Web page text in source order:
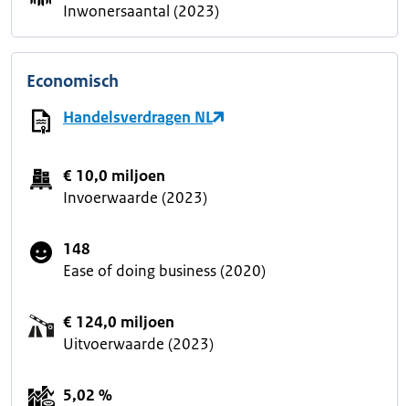
Inwonersaantal (2023)
Economisch
Handelsverdragen NL
€ 10,0 miljoen
Invoerwaarde (2023)
148
Ease of doing business (2020)
€ 124,0 miljoen
Uitvoerwaarde (2023)
5,02 %